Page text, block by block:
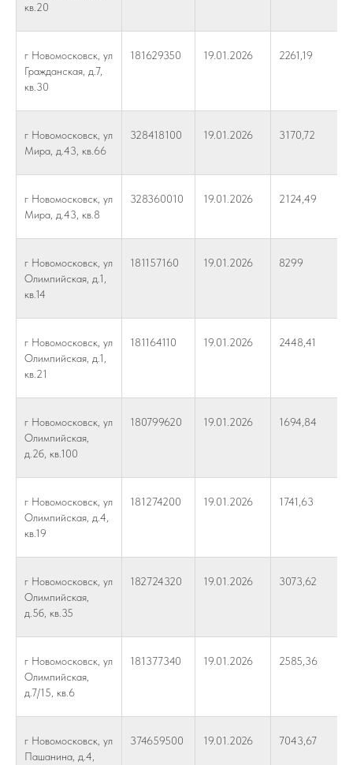
кв.20
г Новомосковск, ул
Гражданская, д.7,
кв.30
181629350 19.01.2026 2261,19
г Новомосковск, ул
Мира, д.43, кв.66
328418100 19.01.2026 3170,72
г Новомосковск, ул
Мира, д.43, кв.8
328360010 19.01.2026 2124,49
г Новомосковск, ул
Олимпийская, д.1,
кв.14
181157160 19.01.2026 8299
г Новомосковск, ул
Олимпийская, д.1,
кв.21
181164110 19.01.2026 2448,41
г Новомосковск, ул
Олимпийская,
д.2б, кв.100
180799620 19.01.2026 1694,84
г Новомосковск, ул
Олимпийская, д.4,
кв.19
181274200 19.01.2026 1741,63
г Новомосковск, ул
Олимпийская,
д.5б, кв.35
182724320 19.01.2026 3073,62
г Новомосковск, ул
Олимпийская,
д.7/15, кв.6
181377340 19.01.2026 2585,36
г Новомосковск, ул
Пашанина, д.4,
374659500 19.01.2026 7043,67